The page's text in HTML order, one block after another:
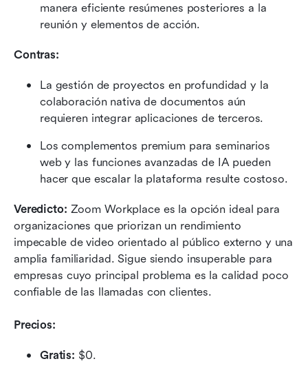
manera eficiente resúmenes posteriores a la
reunión y elementos de acción.
Contras:
La gestión de proyectos en profundidad y la
colaboración nativa de documentos aún
requieren integrar aplicaciones de terceros.
Los complementos premium para seminarios
web y las funciones avanzadas de IA pueden
hacer que escalar la plataforma resulte costoso.
Veredicto: Zoom Workplace es la opción ideal para
organizaciones que priorizan un rendimiento
impecable de video orientado al público externo y una
amplia familiaridad. Sigue siendo insuperable para
empresas cuyo principal problema es la calidad poco
confiable de las llamadas con clientes.
Precios:
Gratis: $0.